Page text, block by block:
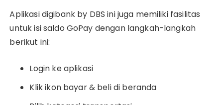
Aplikasi digibank by DBS ini juga memiliki fasilitas
untuk isi saldo GoPay dengan langkah-langkah
berikut ini:
Login ke aplikasi
Klik ikon bayar & beli di beranda